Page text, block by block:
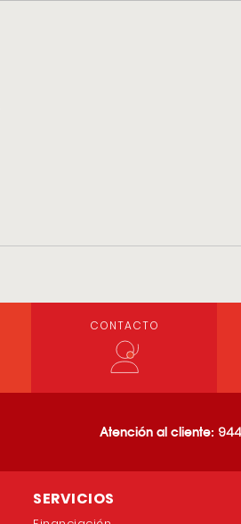
CONTACTO
Atención al cliente:
SERVICIOS